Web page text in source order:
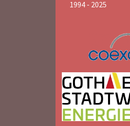
1994 - 2025